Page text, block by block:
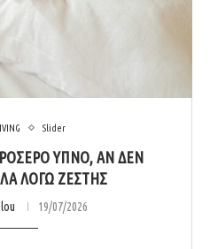
Slider
ΎΠΝΟ, ΑΝ ΔΕΝ
ΛΌΓΩ ΖΈΣΤΗΣ
19/07/2026